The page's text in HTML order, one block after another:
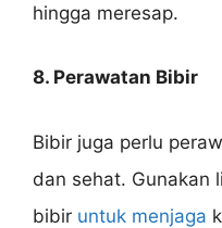
hingga meresap.
8. Perawatan Bibir
Bibir juga perlu
dan sehat. Gunakan
bibir untuk menjaga